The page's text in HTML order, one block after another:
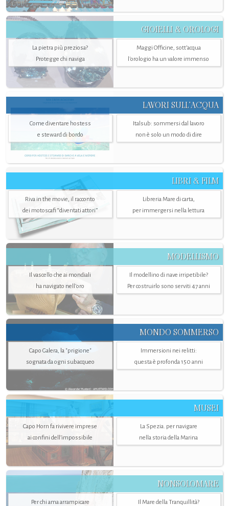
GIOIELLI & OROLOGI
La pietra più preziosa?
Protegge chi naviga
Maggi Officine, sott’acqua
l'orologio ha un valore immenso
LAVORI SULL’ACQUA
Come diventare hostess
e steward di bordo
Italsub: sommersi dal lavoro
non è solo un modo di dire
LIBRI & FILM
Riva in the movie, il racconto
dei motoscafi “diventati attori”
Libreria Mare di carta,
per immergersi nella lettura
MODELLISMO
Il vascello che ai mondiali
ha navigato nell’oro
Il modellino di nave irripetibile?
Per costruirlo sono serviti 47 anni
MONDO SOMMERSO
Capo Galera, la "prigione"
sognata da ogni subacqueo
Immersioni nei relitti:
questa è profonda 150 anni
MUSEI
Capo Horn fa rivivere imprese
ai confini dell’impossibile
La Spezia. per navigare
nella storia della Marina
NONSOLOMARE
Per chi ama arrampicare
Il Mare della Tranquillità?